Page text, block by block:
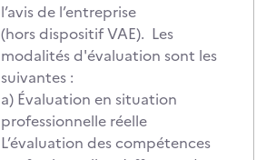
l’avis de l’entreprise
(hors dispositif VAE). Les
modalités d'évaluation sont les
suivantes :
a) Évaluation en situation
professionnelle réelle
L’évaluation des compétences